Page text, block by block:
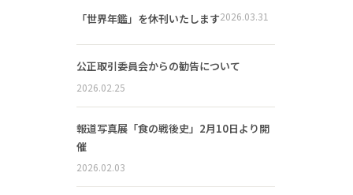
「世界年鑑」を休刊いたします2026.03.31
公正取引委員会からの勧告について
2026.02.25
報道写真展「食の戦後史」2月10日より開
催
2026.02.03